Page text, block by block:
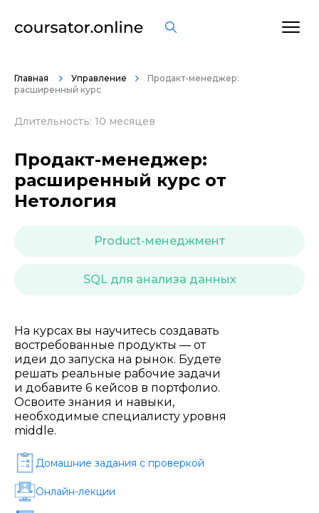
Главная Управление
Продакт-менеджер:
расширенный курс
Длительность: 10 месяцев
Продакт-менеджер:
расширенный курс от
Нетология
Product-менеджмент
SQL для анализа данных
На курсах вы научитесь создавать
востребованные продукты — от
идеи до запуска на рынок. Будете
решать реальные рабочие задачи
и добавите 6 кейсов в портфолио.
Освоите знания и навыки,
необходимые специалисту уровня
middle.
Домашние задания c проверкой
Онлайн-лекции
Подача материала *
Программа обучения *